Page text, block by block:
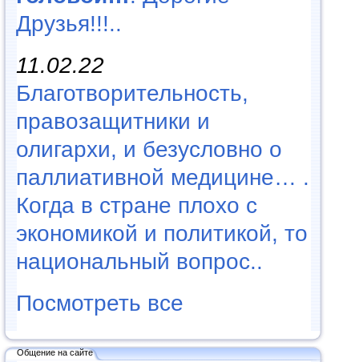
Друзья!!!..
11.02.22
Благотворительность,
правозащитники и
олигархи, и безусловно о
паллиативной медицине… .
Когда в стране плохо с
экономикой и политикой, то
национальный вопрос..
Посмотреть все
Общение на сайте